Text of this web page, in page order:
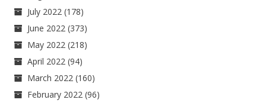
July 2022 (178)
June 2022 (373)
May 2022 (218)
April 2022 (94)
March 2022 (160)
February 2022 (96)